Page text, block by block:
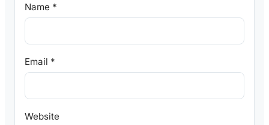
Name *
Email *
Website